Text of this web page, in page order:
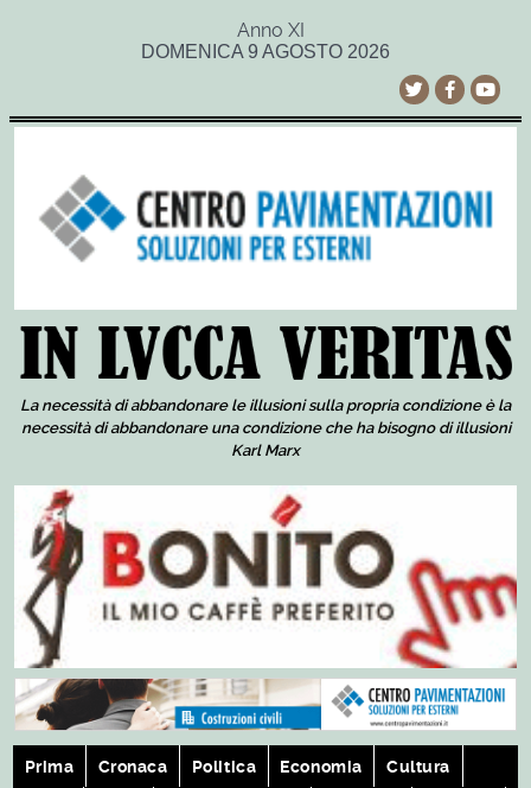
Anno XI
DOMENICA 9 AGOSTO 2026
La necessità di abbandonare le illusioni sulla propria condizione è la
necessità di abbandonare una condizione che ha bisogno di illusioni
Karl Marx
Prima Cronaca Politica Economia Cultura